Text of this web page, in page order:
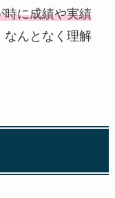
時に成績や実績
なんとなく理解